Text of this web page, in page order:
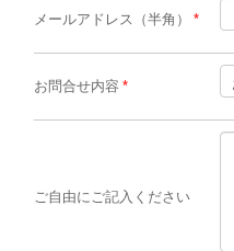
メールアドレス（半角） *
お問合せ内容 *
ご自由にご記入ください